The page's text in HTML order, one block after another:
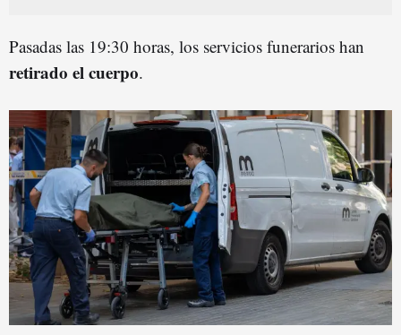
Pasadas las 19:30 horas, los servicios funerarios han
retirado el cuerpo.